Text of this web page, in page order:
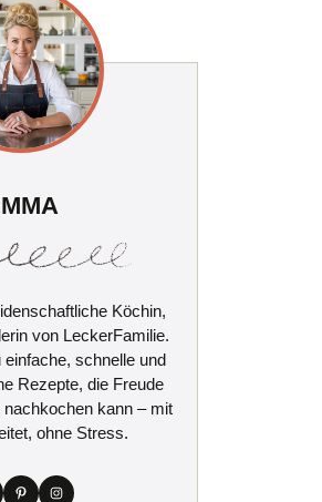
Köchin,
von LeckerFamilie.
einfache, schnelle und
Rezepte, die Freude
kann – mit
ohne Stress.